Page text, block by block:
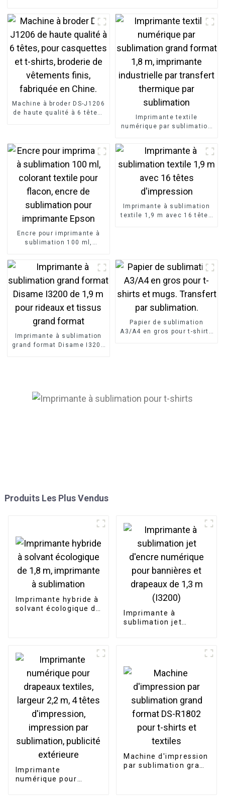
Machine à broder DS-J1206
de haute qualité à 6 têtes,
Imprimante textile
numérique par sublimation
imprimante industrielle par
transfert thermique par
sublimation
Encre pour imprimante à
sublimation 100 ml,
sublimation pour
imprimante Epson
Imprimante à sublimation
textile 1,9 m avec 16 têtes
Imprimante à sublimation
grand format Disame I3200
Papier de sublimation
A3/A4 en gros pour t-shirts
Produits Les Plus Vendus
Imprimante hybride à
solvant écologique de
Imprimante à
sublimation jet
Imprimante
numérique pour
Machine d'impression
par sublimation grand